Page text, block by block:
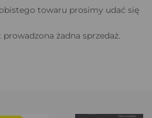
towaru prosimy udać się
żadna sprzedaż.